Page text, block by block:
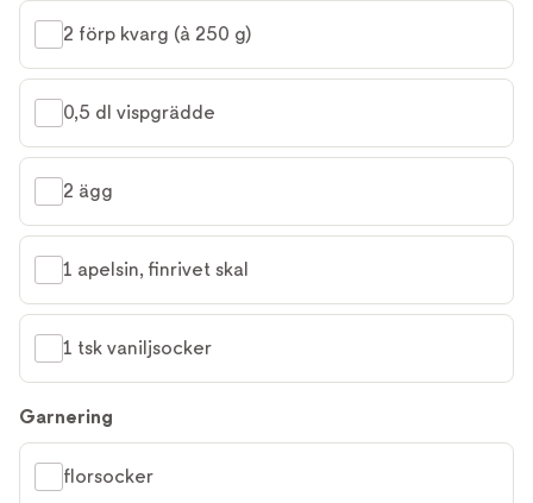
2 förp kvarg (à 250 g)
0,5 dl vispgrädde
2 ägg
1 apelsin, finrivet skal
1 tsk vaniljsocker
Garnering
florsocker